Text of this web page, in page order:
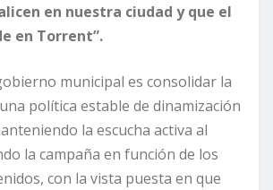
en nuestra ciudad y que el
en Torrent”.
municipal es consolidar la
política estable de dinamización
la escucha activa al
la campaña en función de los
con la vista puesta en que